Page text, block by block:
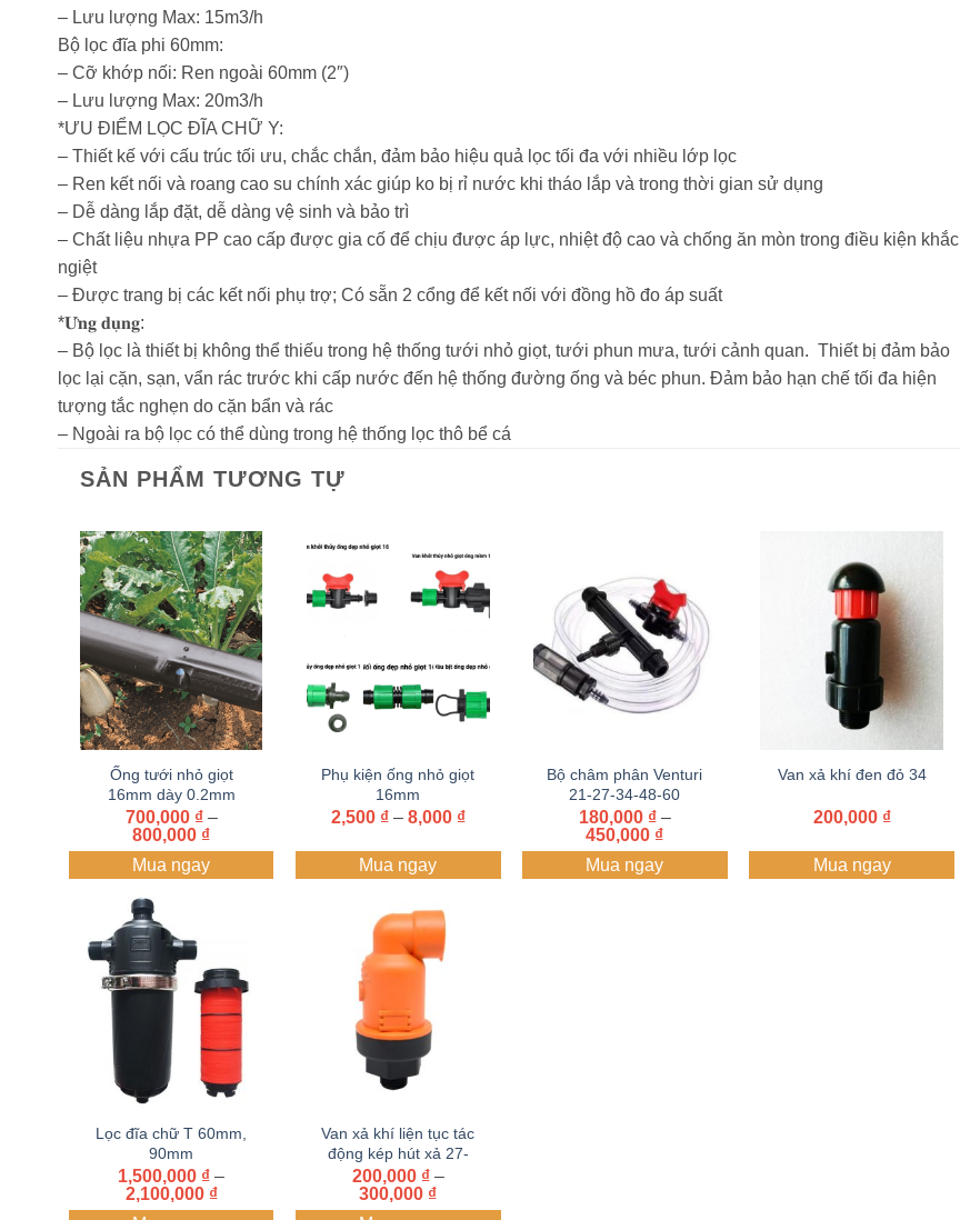
– Lưu lượng Max: 15m3/h
Bộ lọc đĩa phi 60mm:
– Cỡ khớp nối: Ren ngoài 60mm (2″)
– Lưu lượng Max: 20m3/h
*ƯU ĐIỂM LỌC ĐĨA CHỮ Y:
– Thiết kế với cấu trúc tối ưu, chắc chắn, đảm bảo hiệu quả lọc tối đa với nhiều lớp lọc
– Ren kết nối và roang cao su chính xác giúp ko bị rỉ nước khi tháo lắp và trong thời gian sử dụng
– Dễ dàng lắp đặt, dễ dàng vệ sinh và bảo trì
– Chất liệu nhựa PP cao cấp được gia cố để chịu được áp lực, nhiệt độ cao và chống ăn mòn trong điều kiện khắc
ngiệt
– Được trang bị các kết nối phụ trợ; Có sẵn 2 cổng để kết nối với đồng hồ đo áp suất
*𝐔̛́𝐧𝐠 𝐝𝐮̣𝐧𝐠:
– Bộ lọc là thiết bị không thể thiếu trong hệ thống tưới nhỏ giọt, tưới phun mưa, tưới cảnh quan. Thiết bị đảm bảo
lọc lại cặn, sạn, vẩn rác trước khi cấp nước đến hệ thống đường ống và béc phun. Đảm bảo hạn chế tối đa hiện
tượng tắc nghẹn do cặn bẩn và rác
– Ngoài ra bộ lọc có thể dùng trong hệ thống lọc thô bể cá
SẢN PHẨM TƯƠNG TỰ
Ống tưới nhỏ giọt
16mm dày 0.2mm
cuộn 1000 mét
700,000 ₫ –
800,000 ₫Khoảng
giá:
từ
Mua ngay
Phụ kiện ống nhỏ giọt
16mm
2,500 ₫ – 8,000 ₫Khoảng
từ
Mua ngay
Bộ châm phân Venturi
21-27-34-48-60
180,000 ₫ –
450,000 ₫Khoảng
giá:
từ
Mua ngay
Van xả khí đen đỏ 34
200,000 ₫
Mua ngay
Lọc đĩa chữ T 60mm,
90mm
1,500,000 ₫ –
2,100,000 ₫Khoảng
giá:
Van xả khí liện tục tác
động kép hút xả 27-
34mm
200,000 ₫ –
300,000 ₫Khoảng
giá: